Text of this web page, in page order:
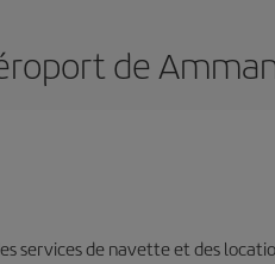
de
services de navette et des